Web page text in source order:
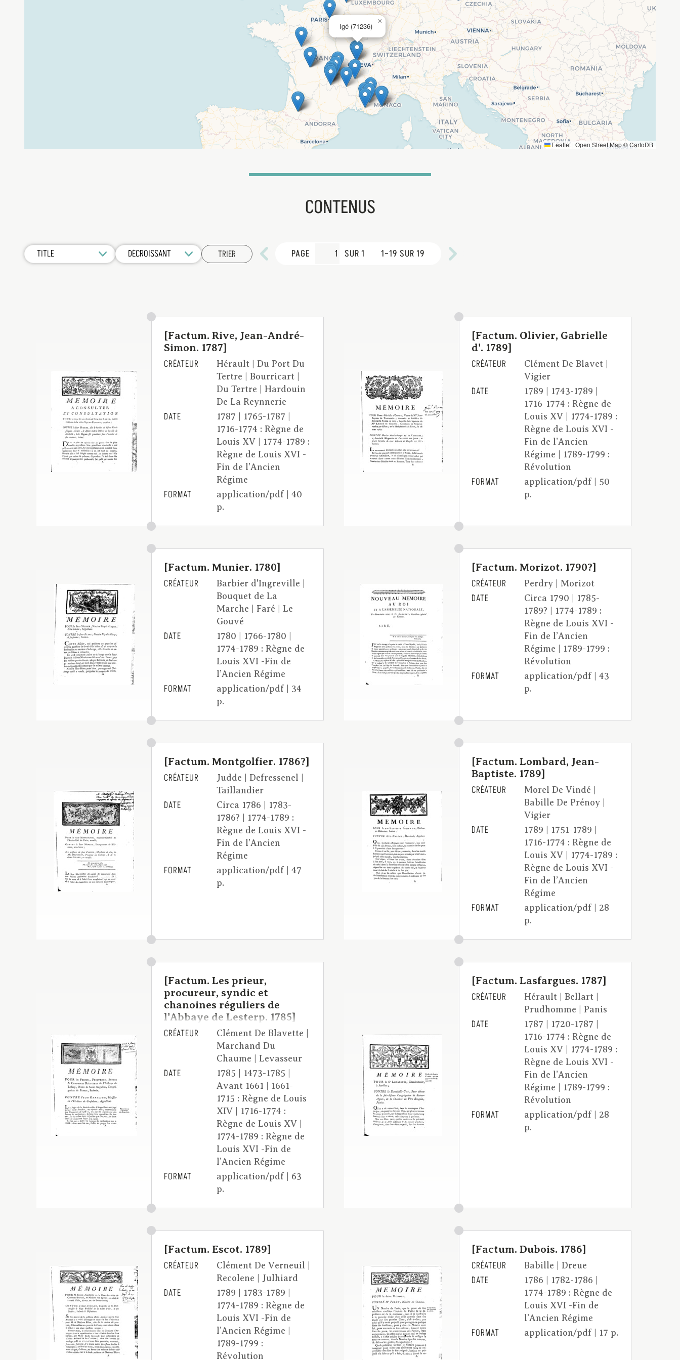
Igé (71236)
×
Leaflet | Open Street Map ©CartoDB
CONTENUS
TRIER PAGE SUR 1 1–19 SUR 19
[Factum. Rive, Jean-André-
Simon. 1787]
CRÉATEUR
Hérault | Du Port Du
Tertre | Bourricart |
Du Tertre | Hardouin
De La Reynnerie
DATE
1787 | 1765-1787 |
1716-1774 : Règne de
Louis XV | 1774-1789 :
Règne de Louis XVI -
Fin de l’Ancien
Régime
FORMAT
application/pdf | 40
p.
[Factum. Olivier, Gabrielle
d'. 1789]
CRÉATEUR
Clément De Blavet |
Vigier
DATE
1789 | 1743-1789 |
1716-1774 : Règne de
Louis XV | 1774-1789 :
Règne de Louis XVI -
Fin de l’Ancien
Régime | 1789-1799 :
Révolution
FORMAT
application/pdf | 50
p.
[Factum. Munier. 1780]
CRÉATEUR
Barbier d'Ingreville |
Bouquet de La
Marche | Faré | Le
Gouvé
DATE
1780 | 1766-1780 |
1774-1789 : Règne de
Louis XVI -Fin de
l’Ancien Régime
FORMAT
application/pdf | 34
p.
[Factum. Morizot. 1790?]
CRÉATEUR Perdry | Morizot
DATE
Circa 1790 | 1785-
1789? | 1774-1789 :
Règne de Louis XVI -
Fin de l’Ancien
Régime | 1789-1799 :
Révolution
FORMAT
application/pdf | 43
p.
[Factum. Montgolfier. 1786?]
CRÉATEUR
Judde | Defressenel |
Taillandier
DATE
Circa 1786 | 1783-
1786? | 1774-1789 :
Règne de Louis XVI -
Fin de l’Ancien
Régime
FORMAT
application/pdf | 47
p.
[Factum. Lombard, Jean-
Baptiste. 1789]
CRÉATEUR
Morel De Vindé |
Babille De Prénoy |
Vigier
DATE
1789 | 1751-1789 |
1716-1774 : Règne de
Louis XV | 1774-1789 :
Règne de Louis XVI -
Fin de l’Ancien
Régime
FORMAT
application/pdf | 28
p.
[Factum. Les prieur,
procureur, syndic et
chanoines réguliers de
l'Abbaye de Lesterp. 1785]
CRÉATEUR
Clément De Blavette |
Marchand Du
Chaume | Levasseur
DATE
1785 | 1473-1785 |
Avant 1661 | 1661-
1715 : Règne de Louis
XIV | 1716-1774 :
Règne de Louis XV |
1774-1789 : Règne de
Louis XVI -Fin de
l’Ancien Régime
FORMAT
application/pdf | 63
p.
[Factum. Lasfargues. 1787]
CRÉATEUR
Hérault | Bellart |
Prudhomme | Panis
DATE
1787 | 1720-1787 |
1716-1774 : Règne de
Louis XV | 1774-1789 :
Règne de Louis XVI -
Fin de l’Ancien
Régime | 1789-1799 :
Révolution
FORMAT
application/pdf | 28
p.
[Factum. Escot. 1789]
CRÉATEUR
Clément De Verneuil |
Recolene | Julhiard
DATE
1789 | 1783-1789 |
1774-1789 : Règne de
Louis XVI -Fin de
l’Ancien Régime |
1789-1799 :
Révolution
[Factum. Dubois. 1786]
CRÉATEUR Babille | Dreue
DATE
1786 | 1782-1786 |
1774-1789 : Règne de
Louis XVI -Fin de
l’Ancien Régime
FORMAT application/pdf | 17 p.